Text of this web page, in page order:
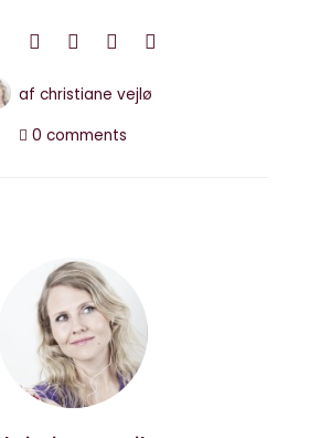
af christiane vejlø
0 comments